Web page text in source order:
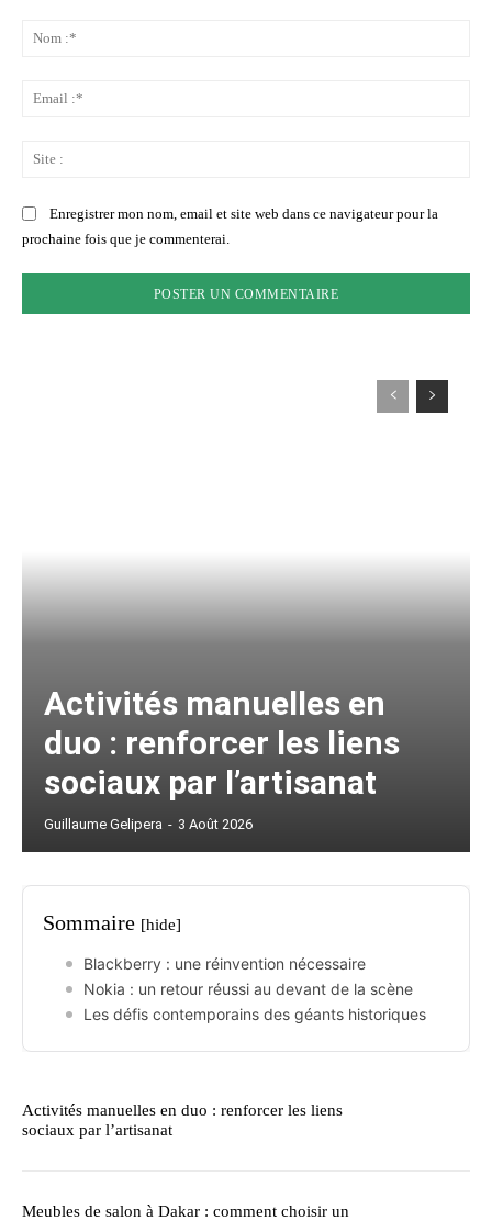
Enregistrer mon nom, email et site web dans ce navigateur pour la
prochaine fois que je commenterai.
Activités manuelles en
duo : renforcer les liens
sociaux par l’artisanat
Guillaume Gelipera - 3 Août 2026
Sommaire [hide]
Blackberry : une réinvention nécessaire
Nokia : un retour réussi au devant de la scène
Les défis contemporains des géants historiques
Activités manuelles en duo : renforcer les liens
sociaux par l’artisanat
Meubles de salon à Dakar : comment choisir un